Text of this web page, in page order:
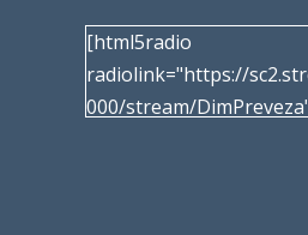
[html5radio
radiolink="https://
000/stream/